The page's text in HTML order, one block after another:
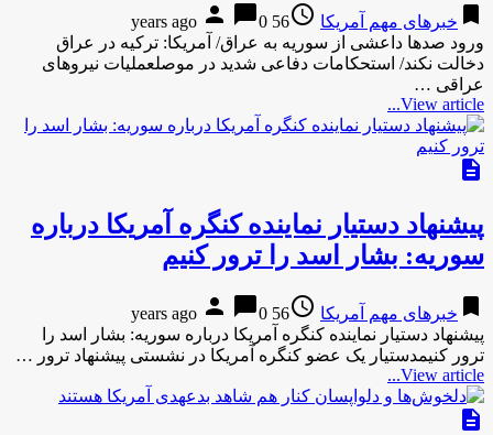
bookmark خبرهای مهم آمریکا access_time
56 years ago
person chat_bubble0
ورود صدها داعشی از سوریه به عراق/ آمریکا: ترکیه در عراق
دخالت نکند/ استحکامات دفاعی شدید در موصلعملیات نیروهای
عراقی …
View article...
description
پیشنهاد دستیار نماینده کنگره آمریکا درباره
سوریه: بشار اسد را ترور کنیم
bookmark خبرهای مهم آمریکا access_time
56 years ago
person chat_bubble0
پیشنهاد دستیار نماینده کنگره آمریکا درباره سوریه: بشار اسد را
ترور کنیمدستیار یک عضو کنگره آمریکا در نشستی پیشنهاد ترور …
View article...
description